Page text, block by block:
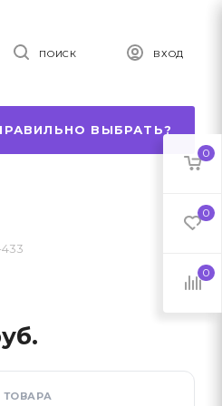
ПОИСК ВХОД
ВЫБРАТЬ?
0
0
0
ТОВАРА